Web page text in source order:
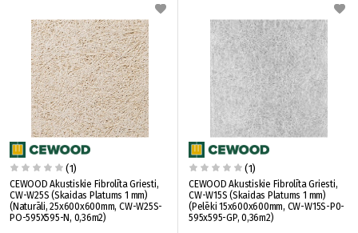
(1)
CEWOOD Akustiskie Fibrolīta Griesti,
CW-W25S (Skaidas Platums 1 mm)
(Naturāli, 25x600x600mm, CW-W25S-
PO-595X595-N, 0,36m2)
(1)
CEWOOD Akustiskie Fibrolīta Griesti,
CW-W15S (Skaidas Platums 1 mm)
(Pelēki 15x600x600mm, CW-W15S-P0-
595x595-GP, 0,36m2)